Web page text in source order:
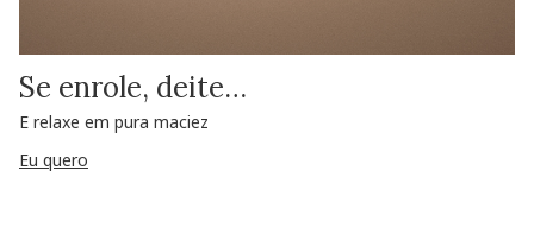
Se enrole, deite…
E relaxe em pura maciez
Eu quero